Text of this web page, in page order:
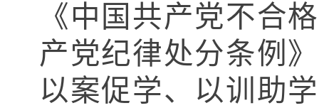
《中国共产党不合
产党纪律处分条例
以案促学、以训助